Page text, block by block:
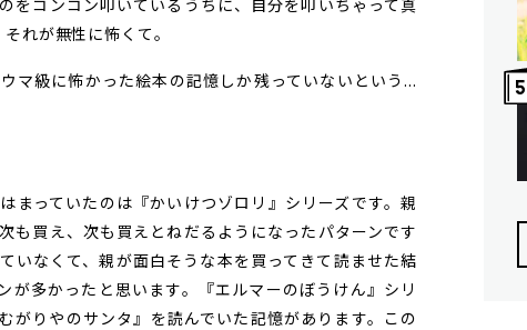
れが無性に怖くて。
級に怖かった絵本の記憶しか残っていないという...
まっていたのは『かいけつゾロリ』シリーズです。親
も買え、次も買えとねだるようになったパターンです
いなくて、親が面白そうな本を買ってきて読ませた結
が多かったと思います。『エルマーのぼうけん』シリ
がりやのサンタ』を読んでいた記憶があります。この